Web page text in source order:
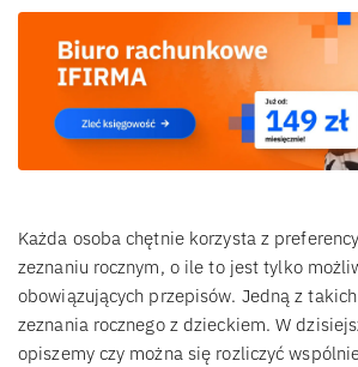
Każda osoba chętnie korzysta z
zeznaniu rocznym, o ile to jest tylko
obowiązujących przepisów. Jedną z
zeznania rocznego z dzieckiem. W
opiszemy czy można się rozliczyć